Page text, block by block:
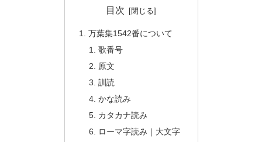
目次
万葉集1542番について
歌番号
原文
訓読
かな読み
カタカナ読み
ローマ字読み｜大文字